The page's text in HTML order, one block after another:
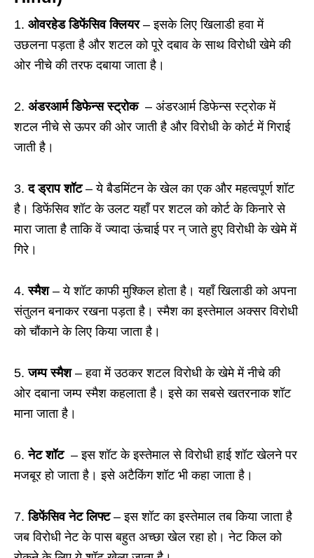
1. ओवरहेड डिफेंसिव क्लियर– इसके लिए खिलाडी हवा में
उछलना पड़ता है और शटल को पूरे दबाव के साथ विरोधी खेमे की
ओर नीचे की तरफ दबाया जाता है।
2. अंडरआर्म डिफेन्स स्ट्रोक– अंडरआर्म डिफेन्स स्ट्रोक में
शटल नीचे से ऊपर की ओर जाती है और विरोधी के कोर्ट में गिराई
जाती है।
3.द ड्राप शॉट– ये बैडमिंटन के खेल का एक और महत्वपूर्ण शॉट
है। डिफेंसिव शॉट के उलट यहाँ पर शटल को कोर्ट के किनारे से
मारा जाता है ताकि वें ज्यादा ऊंचाई पर न् जाते हुए विरोधी के खेमे में
गिरे।
4.स्मैश– ये शॉट काफी मुश्किल होता है। यहाँ खिलाडी को अपना
संतुलन बनाकर रखना पड़ता है। स्मैश का इस्तेमाल अक्सर विरोधी
को चौंकाने के लिए किया जाता है।
5.जम्प स्मैश– हवा में उठकर शटल विरोधी के खेमे में नीचे की
ओर दबाना जम्प स्मैश कहलाता है। इसे का सबसे खतरनाक शॉट
माना जाता है।
6.नेट शॉट– इस शॉट के इस्तेमाल से विरोधी हाई शॉट खेलने पर
मजबूर हो जाता है। इसे अटैकिंग शॉट भी कहा जाता है।
7.डिफेंसिव नेट लिफ्ट– इस शॉट का इस्तेमाल तब किया जाता है
जब विरोधी नेट के पास बहुत अच्छा खेल रहा हो। नेट किल को